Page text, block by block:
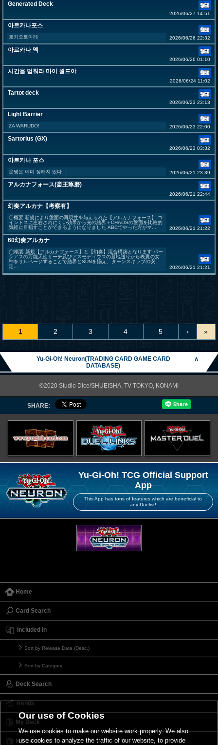
Generated Deck
2026/06/27 14:51
아르카나포스
토키오토마레 2026/06/26 22:32
아르카나 덱
2026/06/26 01:10
시간을 멈춰라 마이 월드야
2026/06/24 11:02
Tartot deck
2026/06/23 23:13
Light Barrier
ZA WARUDO! 2026/06/23 22:00
Sartorius (GX)
2026/06/23 03:32
아르카나 포스
운명은 이미 정해져 있다...! 2026/06/21 23:39
アルカナフォース(斎王琢磨)
2026/06/21 22:44
幻奏アルカナ【考察有】
〇概要 新規により盤面の再現性を与えられた【アルカナフォース】 コ
イントスに左右されにくい効果から光の結界＋CHAOSの盤面を比較的
気軽に目指すことができるようになりました ABCでやった方がマ...
2026/06/21 21:22
60幻奏アルカナ
◯概要 新規【アルカナフォース】と【幻奏】混合構築となります パー
シアスの万能天使サーチ及びアスモディウスの墓地送りから表裏の女
神をサルベージすることで結界とSUNを揃え、ターンスキップの安
定...
2026/06/21 21:21
1 2 3 4 5 › »
Yu-Gi-Oh! Neuron(TRADING CARD GAME CARD
DATABASE)
∧
©2020 Studio Dice/SHUEISHA, TV TOKYO, KONAMI
SHARE:
Yu-Gi-Oh! TCG Official Support
App
This App has tons of features which are beneficial to
any Duelist!
Home
Card Search
Included in
Sort by Release Date (Desc.)
Sort by Category
Deck Search
Trends
My Deck
My Card List
Our use of Cookies
We use cookies to make our website work properly. We also
use cookies to analyze the traffic of our website, to provide